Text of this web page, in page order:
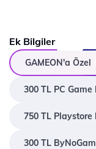
Ek Bilgiler
GAMEON'a Özel
300 TL PC
750 TL Playstore
300 TL